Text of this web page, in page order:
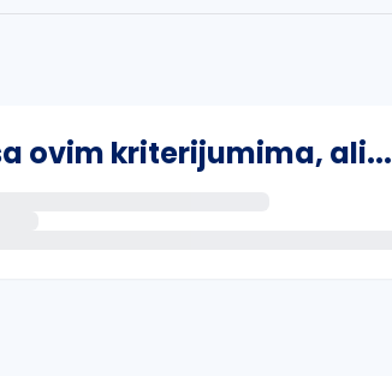
ovim kriterijumima, ali...